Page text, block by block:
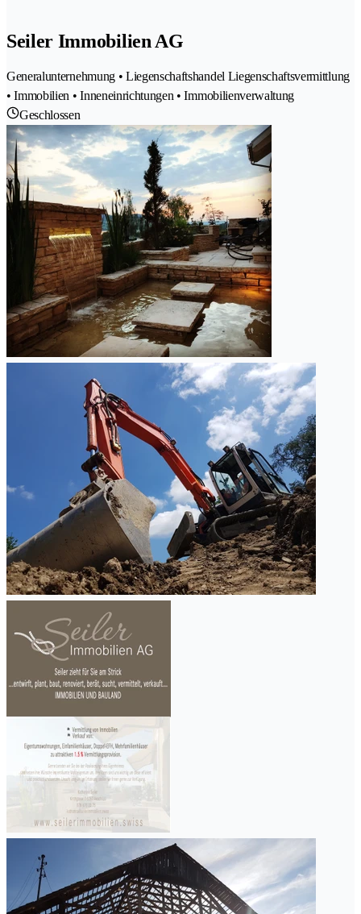
Seiler Immobilien AG
Generalunternehmung • Liegenschaftshandel Liegenschaftsvermittlung
• Immobilien • Inneneinrichtungen • Immobilienverwaltung
Geschlossen